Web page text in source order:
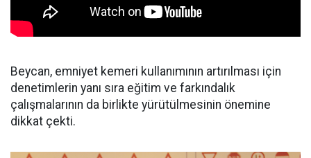
Beycan, emniyet kemeri kullanımının artırılması için
denetimlerin yanı sıra eğitim ve farkındalık
çalışmalarının da birlikte yürütülmesinin önemine
dikkat çekti.